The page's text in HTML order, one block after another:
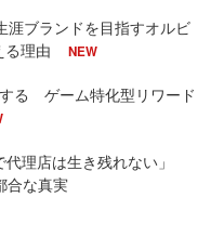
ブランドを目指すオルビ
る理由
NEW
る ゲーム特化型リワード
代理店は生き残れない」
合な真実